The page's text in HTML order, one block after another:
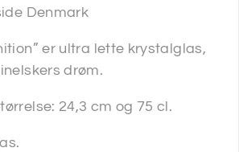
Denmark
er ultra lette krystalglas,
drøm.
24,3 cm og 75 cl.